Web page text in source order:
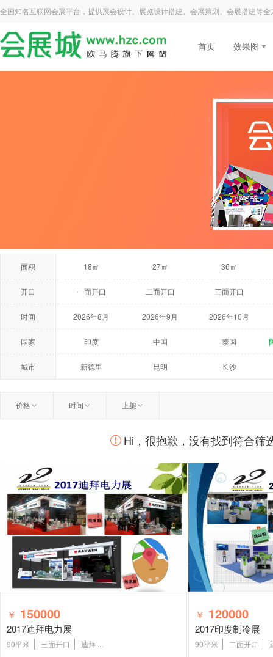
全国知名互联网会展平台，提供展会设计、展览设计搭建、会展策划、会展搭建等
首页 效果图
面积 18㎡ 27㎡ 36㎡
开口 一面开口 二面开口 三面开口
时间 2026年8月 2026年9月 2026年10月
2027年5月 2027年6月 2027年7月
国家 印度 中国 泰国
荷兰 美国 澳大利亚
城市 新德里 昆明 长沙
价格 时间 上架
Hi，很抱歉，没有找到符合筛
￥ 150000
2017迪拜电力展
90平米 三面开口 迪拜 ...
￥ 120000
2017印度制冷展
90平米 二面开口